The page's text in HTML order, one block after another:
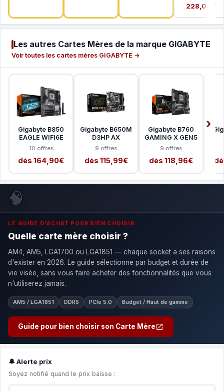
228,00€
Les autres Cartes Mères de la marque GIGABYTE
Voir toutes les cartes mères GIGABYTE →
Gigabyte B850
EAGLE WIFI6E
10 offres
dès 164,90€
Gigabyte B650M
D3HP AX
9 offres
dès 115,99€
Gigabyte B760
GAMING X GEN5
9 offres
dès 118,96€
🧠
LE GUIDE D'ACHAT POUR BIEN CHOISIR
Quelle carte mère choisir ?
AM4, AM5, LGA1700 ou LGA1851 — chaque socket a ses raisons
d'exister en 2026. Le guide sélectionne par budget et durée de
vie visée, sans vous faire acheter des fonctionnalités que vous
n'utiliserez jamais.
AM5 / LGA1851 DDR5 PCIe 5.0 Budget / Haut de gamme
Guide pour bien choisir son Carte Mère
🔔 Alerte prix
Soyez notifié quand le prix baisse :